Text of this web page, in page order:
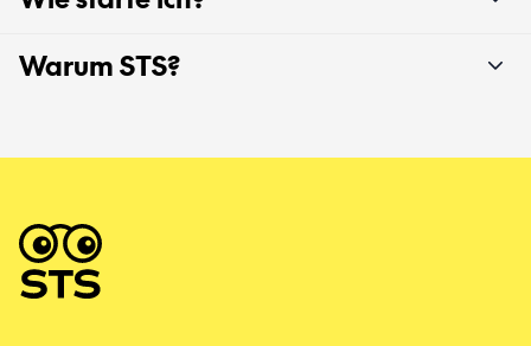
Warum STS?